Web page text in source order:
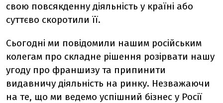
свою повсякденну діяльність у країні або
суттєво скоротили її.
Сьогодні ми повідомили нашим російським
колегам про складне рішення розірвати нашу
угоду про франшизу та припинити
видавничу діяльність на ринку. Незважаючи
на те, що ми ведемо успішний бізнес у Росії